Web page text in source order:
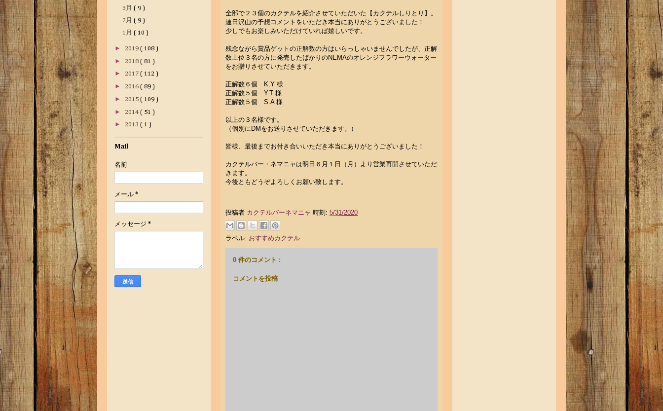
全部で２３個のカクテルを紹介させていただいた【カクテルしりとり】。
連日沢山の予想コメントをいただき本当にありがとうございました！
少しでもお楽しみいただけていれば嬉しいです。
残念ながら賞品ゲットの正解数の方はいらっしゃいませんでしたが、正解
数上位３名の方に発売したばかりのNEMAのオレンジフラワーウォーター
をお贈りさせていただきます。
正解数６個 K.Y 様
正解数５個 Y.T 様
正解数５個 S.A 様
以上の３名様です。
（個別にDMをお送りさせていただきます。）
皆様、最後までお付き合いいただき本当にありがとうございました！
カクテルバー・ネマニャは明日６月１日（月）より営業再開させていただ
きます。
今後ともどうぞよろしくお願い致します。
投稿者 カクテルバーネマニャ 時刻: 5/31/2020
ラベル: おすすめカクテル
0 件のコメント :
コメントを投稿
3月 ( 9 )
2月 ( 9 )
1月 ( 10 )
► 2019 ( 108 )
► 2018 ( 81 )
► 2017 ( 112 )
► 2016 ( 89 )
► 2015 ( 109 )
► 2014 ( 51 )
► 2013 ( 1 )
Mail
名前
メール *
メッセージ *